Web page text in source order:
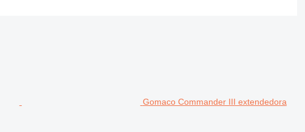
Gomaco Commander III extendedora